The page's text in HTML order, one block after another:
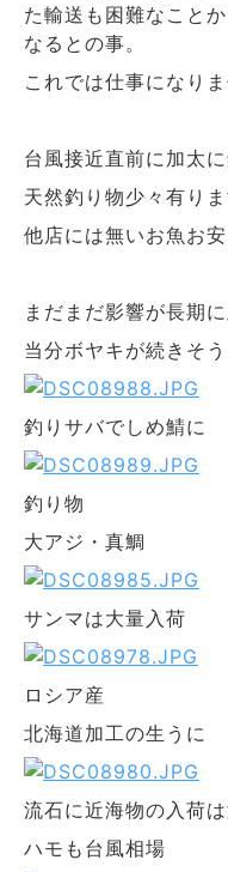
た輸送も困難なこと
なるとの事。
これでは仕事になりま
台風接近直前に加太に
天然釣り物少々有り
他店には無いお魚お安
まだまだ影響が長期
当分ボヤキが続きそう
釣りサバでしめ鯖に
釣り物
大アジ・真鯛
サンマは大量入荷
ロシア産
北海道加工の生うに
流石に近海物の入荷
ハモも台風相場